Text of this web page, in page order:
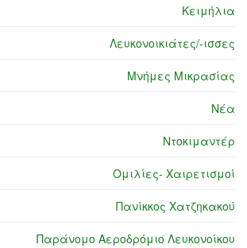
Κειμήλια
Λευκονοικιάτες/-ισσες
Μνήμες Μικρασίας
Νέα
Ντοκιμαντέρ
Ομιλίες- Χαιρετισμοί
Πανίκκος Χατζηκακού
Παράνομο Αεροδρόμιο Λευκονοίκου